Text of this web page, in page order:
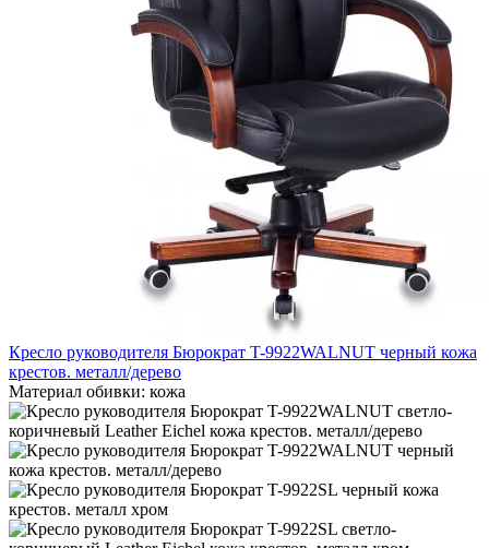
Кресло руководителя Бюрократ T-9922WALNUT черный кожа
крестов. металл/дерево
Материал обивки: кожа